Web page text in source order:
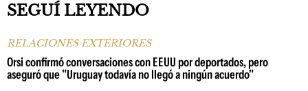
SEGUÍ LEYENDO
RELACIONES EXTERIORES
Orsi confirmó conversaciones con EEUU por deportados, pero
aseguró que "Uruguay todavía no llegó a ningún acuerdo"